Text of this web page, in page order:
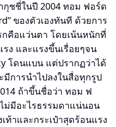
กุชชี่ในปี 2004 ทอม ฟอร์ด
ของตัวเองทันที ด้วยการ
กคือแว่นตา โดยเน้นหนักที่
ง และแรงขึ้นเรื่อยๆจน
โดนแบน แต่ปรากฏว่าได้
การนำไปลงในสื่อทุกรูป
ถ้าขึ้นชื่อว่า ทอม ฟ
ม่มีอะไรธรรมดาแน่นอน
ท้าและกระเป๋าสุดร้อนแรง